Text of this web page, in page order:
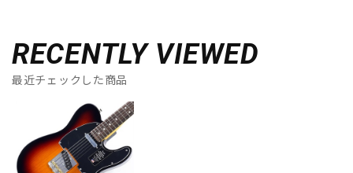
RECENTLY VIEWED
最近チェックした商品